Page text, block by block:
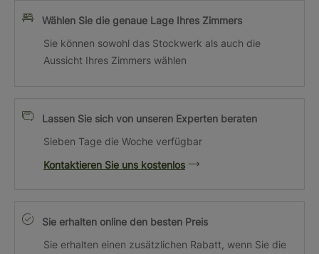
Wählen Sie die genaue Lage Ihres Zimmers
Sie können sowohl das Stockwerk als auch die
Aussicht Ihres Zimmers wählen
Lassen Sie sich von unseren Experten beraten
Sieben Tage die Woche verfügbar
Kontaktieren Sie uns kostenlos
Sie erhalten online den besten Preis
Sie erhalten einen zusätzlichen Rabatt, wenn Sie die